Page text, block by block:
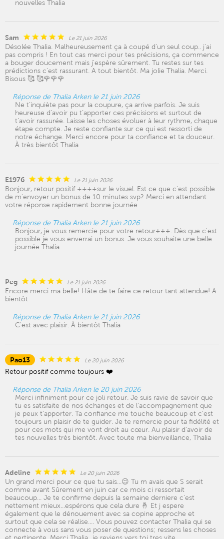
nouvelles Thalia
Sam Le 21 juin 2026
Désolée Thalia. Malheureusement ça à coupé d'un seul coup.. j'ai
pas compris ! En tout cas merci pour tes précisions, ça commence
a bouger doucement mais j'espère sûrement. Tu restes sur tes
prédictions c'est rassurant. A tout bientôt. Ma jolie Thalia. Merci.
Bisous 🥰 🥰🌹🌹🌹
Réponse de Thalia Arken le 21 juin 2026
Ne t’inquiète pas pour la coupure, ça arrive parfois. Je suis
heureuse d’avoir pu t’apporter ces précisions et surtout de
t’avoir rassurée. Laisse les choses évoluer à leur rythme, chaque
étape compte. Je reste confiante sur ce qui est ressorti de
notre échange. Merci encore pour ta confiance et ta douceur.
À très bientôt Thalia
E1976 Le 21 juin 2026
Bonjour, retour positif ++++sur le visuel. Est ce que c'est possible
de m'envoyer un bonus de 10 minutes svp? Merci en attendant
votre réponse rapidement bonne journée
Réponse de Thalia Arken le 21 juin 2026
Bonjour, je vous remercie pour votre retour+++. Dès que c'est
possible je vous enverrai un bonus. Je vous souhaite une belle
journée Thalia
Peg Le 21 juin 2026
Encore merci ma belle! Hâte de te faire ce retour tant attendue! A
bientôt
Réponse de Thalia Arken le 21 juin 2026
C'est avec plaisir. À bientôt Thalia
Pao13 Le 20 juin 2026
Retour positif comme toujours ❤️
Réponse de Thalia Arken le 20 juin 2026
Merci infiniment pour ce joli retour. Je suis ravie de savoir que
tu es satisfaite de nos échanges et de l’accompagnement que
je peux t’apporter. Ta confiance me touche beaucoup et c’est
toujours un plaisir de te guider. Je te remercie pour ta fidélité et
pour ces mots qui me vont droit au cœur. Au plaisir d’avoir de
tes nouvelles très bientôt. Avec toute ma bienveillance, Thalia
Adeline Le 20 juin 2026
Un grand merci pour ce que tu sais...😉 Tu m avais que S serait
comme avant Sûrement en juin car ce mois ci ressortait
beaucoup... Je te confirme depuis la semaine derniere c'est
nettement mieux...espérons que cela dure 🤞 Et j espere
également que le dénouement avec sa copine approche et
surtout que cela se réalise.... Vous pouvez contacter Thalia qui se
connecte à vous sans vous poser de questions; ressens les choses